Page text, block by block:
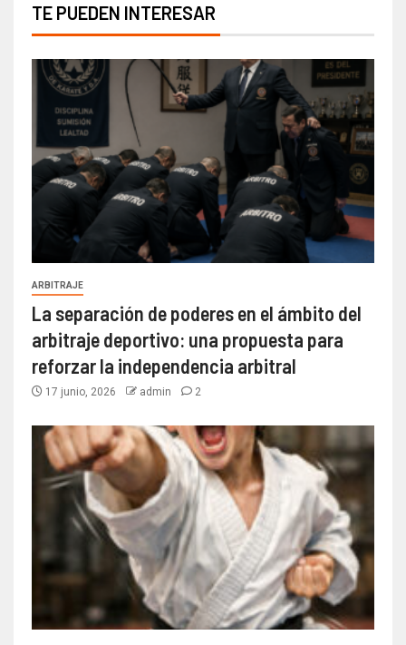
TE PUEDEN INTERESAR
ARBITRAJE
La separación de poderes en el ámbito del
arbitraje deportivo: una propuesta para
reforzar la independencia arbitral
17 junio, 2026 admin 2